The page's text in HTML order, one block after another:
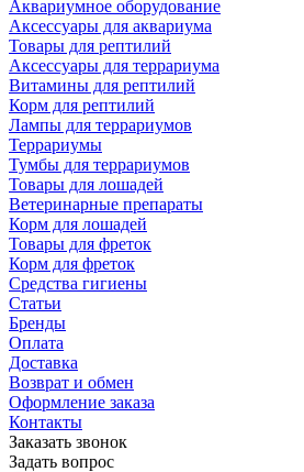
Аквариумное оборудование
Аксессуары для аквариума
Товары для рептилий
Аксессуары для террариума
Витамины для рептилий
Корм для рептилий
Лампы для террариумов
Террариумы
Тумбы для террариумов
Товары для лошадей
Ветеринарные препараты
Корм для лошадей
Товары для фреток
Корм для фреток
Средства гигиены
Статьи
Бренды
Оплата
Доставка
Возврат и обмен
Оформление заказа
Контакты
Заказать звонок
Задать вопрос